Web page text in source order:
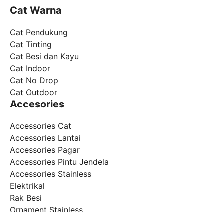
Cat Warna
Cat Pendukung
Cat Tinting
Cat Besi dan Kayu
Cat Indoor
Cat No Drop
Cat Outdoor
Accesories
Accessories Cat
Accessories Lantai
Accessories Pagar
Accessories Pintu Jendela
Accessories Stainless
Elektrikal
Rak Besi
Ornament Stainless